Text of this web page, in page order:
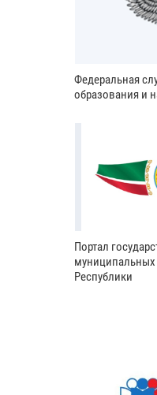
Федеральная
образования и
Портал
муниципальных
Республики